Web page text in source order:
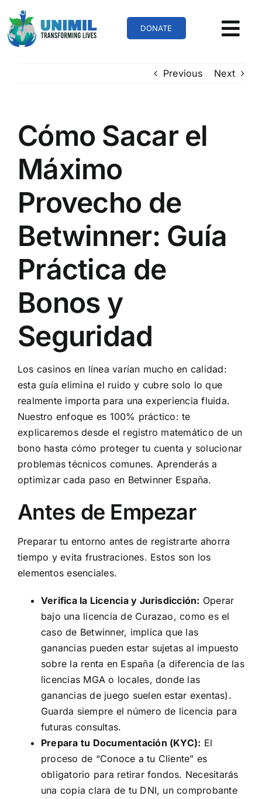
content
DONATE
Previous Next
Cómo Sacar el
Máximo
Provecho de
Betwinner: Guía
Práctica de
Bonos y
Seguridad
Los casinos en línea varían mucho en calidad:
esta guía elimina el ruido y cubre solo lo que
realmente importa para una experiencia fluida.
Nuestro enfoque es 100% práctico: te
explicaremos desde el registro matemático de un
bono hasta cómo proteger tu cuenta y solucionar
problemas técnicos comunes. Aprenderás a
optimizar cada paso en Betwinner España.
Antes de Empezar
Preparar tu entorno antes de registrarte ahorra
tiempo y evita frustraciones. Estos son los
elementos esenciales.
Verifica la Licencia y Jurisdicción: Operar
bajo una licencia de Curazao, como es el
caso de Betwinner, implica que las
ganancias pueden estar sujetas al impuesto
sobre la renta en España (a diferencia de las
licencias MGA o locales, donde las
ganancias de juego suelen estar exentas).
Guarda siempre el número de licencia para
futuras consultas.
Prepara tu Documentación (KYC): El
proceso de “Conoce a tu Cliente” es
obligatorio para retirar fondos. Necesitarás
una copia clara de tu DNI, un comprobante